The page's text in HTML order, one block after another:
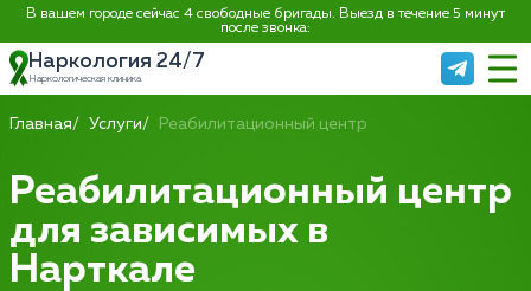
В вашем городе сейчас 4 свободные бригады. Выезд в течение 5 минут
после звонка:
Наркология 24/7
Наркологическая клиника
Главная Услуги Реабилитационный центр
Реабилитационный центр
для зависимых в
Нарткале